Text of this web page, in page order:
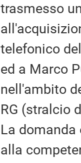
trasmesso
telefonico
ed a Marco
nell'ambito
RG (stralcio
La
alla